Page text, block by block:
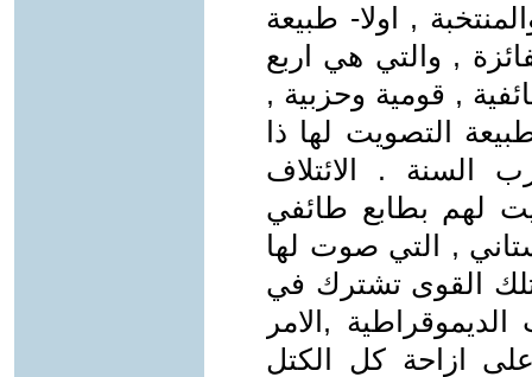
, اولا- طبيعة
, والتي هي اربع
, قومية وحزبية ,
التصويت لها ذا
السنة . الائتلاف
لهم بطابع طائفي
, التي صوت لها
تلك القوى تشترك في
,الامر
ازاحة كل الكتل